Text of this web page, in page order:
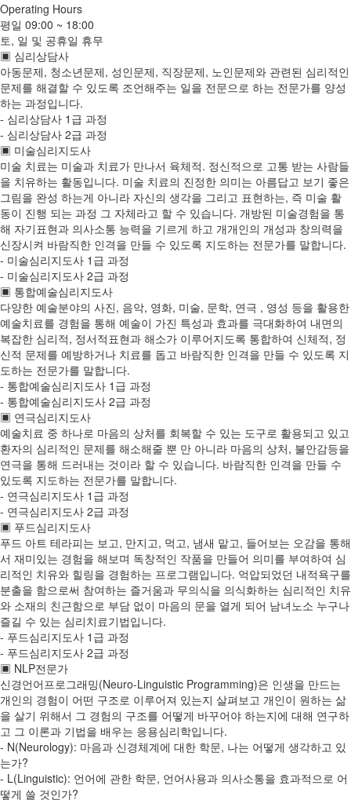
Operating Hours
평일 09:00 ~ 18:00
토, 일 및 공휴일 휴무
▣ 심리상담사
아동문제, 청소년문제, 성인문제, 직장문제, 노인문제와 관련된 심리적인
문제를 해결할 수 있도록 조언해주는 일을 전문으로 하는 전문가를 양성
하는 과정입니다.
- 심리상담사 1급 과정
- 심리상담사 2급 과정
▣ 미술심리지도사
미술 치료는 미술과 치료가 만나서 육체적. 정신적으로 고통 받는 사람들
을 치유하는 활동입니다. 미술 치료의 진정한 의미는 아름답고 보기 좋은
그림을 완성 하는게 아니라 자신의 생각을 그리고 표현하는, 즉 미술 활
동이 진행 되는 과정 그 자체라고 할 수 있습니다. 개방된 미술경험을 통
해 자기표현과 의사소통 능력을 기르게 하고 개개인의 개성과 창의력을
신장시켜 바람직한 인격을 만들 수 있도록 지도하는 전문가를 말합니다.
- 미술심리지도사 1급 과정
- 미술심리지도사 2급 과정
▣ 통합예술심리지도사
다양한 예술분야의 사진, 음악, 영화, 미술, 문학, 연극 , 영성 등을 활용한
예술치료를 경험을 통해 예술이 가진 특성과 효과를 극대화하여 내면의
복잡한 심리적, 정서적표현과 해소가 이루어지도록 통합하여 신체적, 정
신적 문제를 예방하거나 치료를 돕고 바람직한 인격을 만들 수 있도록 지
도하는 전문가를 말합니다.
- 통합예술심리지도사 1급 과정
- 통합예술심리지도사 2급 과정
▣ 연극심리지도사
예술치료 중 하나로 마음의 상처를 회복할 수 있는 도구로 활용되고 있고
환자의 심리적인 문제를 해소해줄 뿐 만 아니라 마음의 상처, 불안감등을
연극을 통해 드러내는 것이라 할 수 있습니다. 바람직한 인격을 만들 수
있도록 지도하는 전문가를 말합니다.
- 연극심리지도사 1급 과정
- 연극심리지도사 2급 과정
▣ 푸드심리지도사
푸드 아트 테라피는 보고, 만지고, 먹고, 냄새 맡고, 들어보는 오감을 통해
서 재미있는 경험을 해보며 독창적인 작품을 만들어 의미를 부여하여 심
리적인 치유와 힐링을 경험하는 프로그램입니다. 억압되었던 내적욕구를
분출을 함으로써 참여하는 즐거움과 무의식을 의식화하는 심리적인 치유
와 소재의 친근함으로 부담 없이 마음의 문을 열게 되어 남녀노소 누구나
즐길 수 있는 심리치료기법입니다.
- 푸드심리지도사 1급 과정
- 푸드심리지도사 2급 과정
▣ NLP전문가
신경언어프로그래밍(Neuro-Linguistic Programming)은 인생을 만드는
개인의 경험이 어떤 구조로 이루어져 있는지 살펴보고 개인이 원하는 삶
을 살기 위해서 그 경험의 구조를 어떻게 바꾸어야 하는지에 대해 연구하
고 그 이론과 기법을 배우는 응용심리학입니다.
- N(Neurology): 마음과 신경체계에 대한 학문, 나는 어떻게 생각하고 있
는가?
- L(Linguistic): 언어에 관한 학문, 언어사용과 의사소통을 효과적으로 어
떻게 쓸 것인가?